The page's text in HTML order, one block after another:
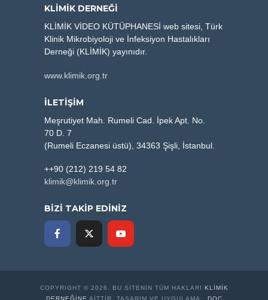
KLIMIK DERNEĞI
KLİMİK VİDEO KÜTÜPHANESİ web sitesi, Türk
Klinik Mikrobiyoloji ve İnfeksiyon Hastalıkları
Derneği (KLİMİK) yayınıdır.
www.klimik.org.tr
İLETİŞİM
Meşrutiyet Mah. Rumeli Cad. İpek Apt. No.
70 D. 7
(Rumeli Eczanesi üstü), 34363 Şişli, İstanbul.
++90 (212) 219 54 82
klimik@klimik.org.tr
BİZİ TAKİP EDİNİZ
COPYRIGHT © 2026. BU SITENIN TÜM HAKLARI KLİMİK
DERNEĞINE AITTIR. TASARIM VE UYGULAMA: .DOC